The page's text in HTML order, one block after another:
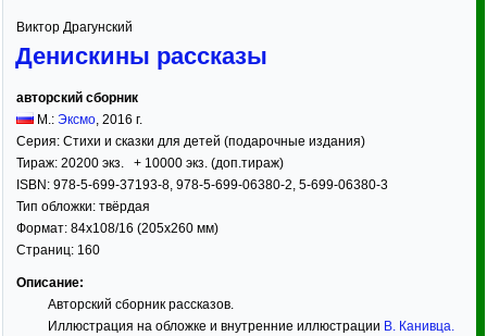
Виктор Драгунский
Денискины рассказы
авторский сборник
М.: Эксмо, 2016 г.
Серия: Стихи и сказки для детей (подарочные издания)
Тираж: 20200 экз. + 10000 экз. (доп.тираж)
ISBN: 978-5-699-37193-8, 978-5-699-06380-2, 5-699-06380-3
Тип обложки: твёрдая
Формат: 84x108/16 (205x260 мм)
Страниц: 160
Описание:
Авторский сборник рассказов.
Иллюстрация на обложке и внутренние иллюстрации В. Канивца.